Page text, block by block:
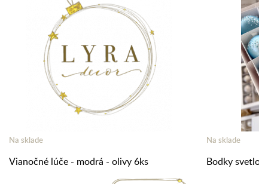
Na sklade
Vianočné lúče - modrá - olivy 6ks
Na sklade
Bodky svetlo